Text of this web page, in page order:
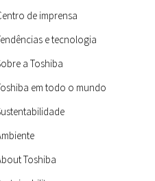
de imprensa
e tecnologia
a Toshiba
em todo o mundo
Toshiba